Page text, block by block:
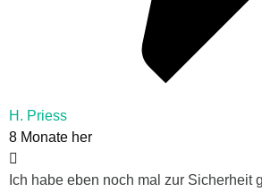
H. Priess
8 Monate her
Ich habe eben noch mal zur Sicherheit